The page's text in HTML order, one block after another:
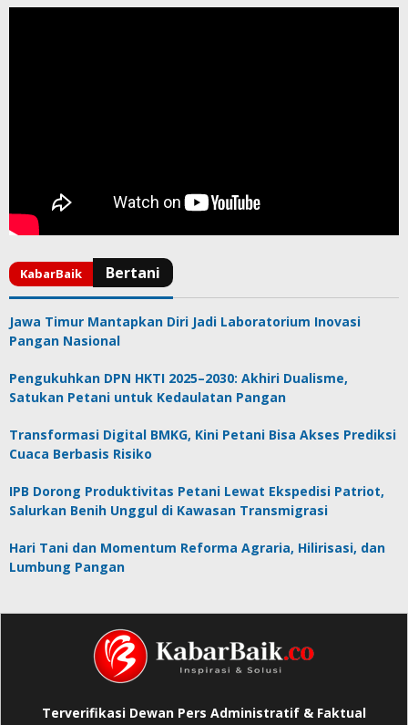
Jawa Timur Mantapkan Diri Jadi Laboratorium Inovasi
Pangan Nasional
Pengukuhkan DPN HKTI 2025–2030: Akhiri Dualisme,
Satukan Petani untuk Kedaulatan Pangan
Transformasi Digital BMKG, Kini Petani Bisa Akses Prediksi
Cuaca Berbasis Risiko
IPB Dorong Produktivitas Petani Lewat Ekspedisi Patriot,
Salurkan Benih Unggul di Kawasan Transmigrasi
Hari Tani dan Momentum Reforma Agraria, Hilirisasi, dan
Lumbung Pangan
Terverifikasi Dewan Pers Administratif & Faktual